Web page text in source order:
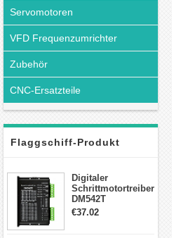
Servomotoren
VFD Frequenzumrichter
Zubehör
CNC-Ersatzteile
Flaggschiff-Produkt
Digitaler
Schrittmotortreiber
DM542T
Schrittmotor
€37.02